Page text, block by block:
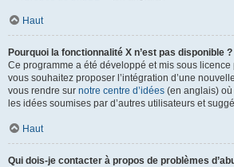
Haut
Pourquoi la fonctionnalité X n’est pas disponible ?
Ce programme a été développé et mis sous licence
vous souhaitez proposer l’intégration d’une
vous rendre sur notre centre d’idées (en anglais)
les idées soumises par d’autres utilisateurs et
Haut
Qui dois-je contacter à propos de problèmes